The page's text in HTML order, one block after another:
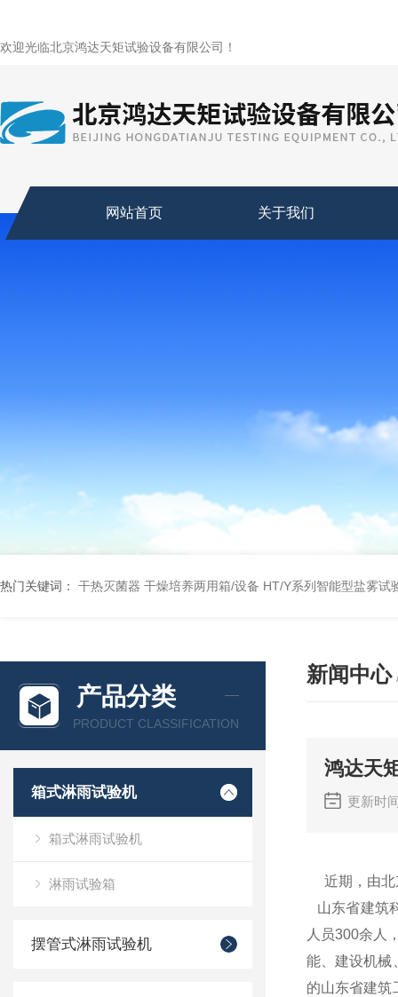
欢迎光临北京鸿达天矩试验设备有限公司！
网站首页 关于我们
热门关键词： 干热灭菌器 干燥培养两用箱/设备 HT/Y系列智能型盐雾试
产品分类
PRODUCT CLASSIFICATION
箱式淋雨试验机
箱式淋雨试验机
淋雨试验箱
摆管式淋雨试验机
新闻中心
鸿达天
更新时
近期，由北
山东省建筑
人员300余人
能、建设机械
的山东省建筑